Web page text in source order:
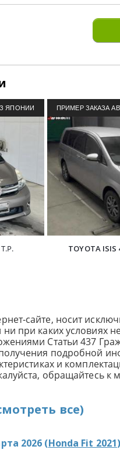
ЯПОНИИ ПРИМЕР ЗАКАЗА
TOYOTA ISIS
сайте, носит
при каких условиях
Статьи 437
подробной
и
обращайтесь к
все)
2026 (Honda Fit 2021